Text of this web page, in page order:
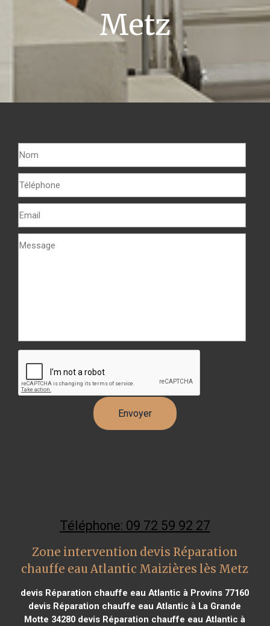
Metz
Téléphone: 09 72 59 92 27
Zone intervention devis Réparation
chauffe eau Atlantic Maizières lès Metz
devis Réparation chauffe eau Atlantic à Provins 77160
devis Réparation chauffe eau Atlantic à La Grande
Motte 34280 devis Réparation chauffe eau Atlantic à